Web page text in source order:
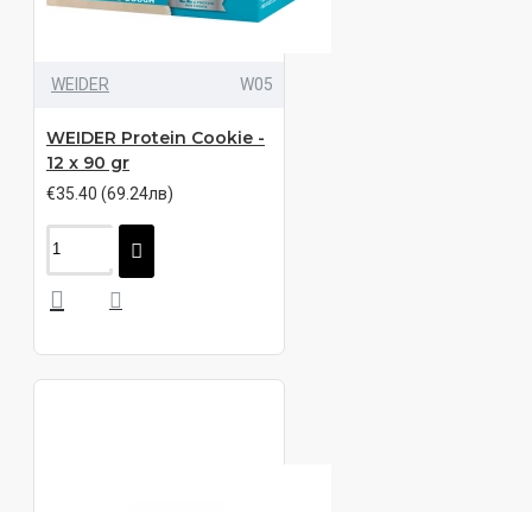
WEIDER W05
WEIDER Protein Cookie -
12 x 90 gr
€35.40 (69.24лв)